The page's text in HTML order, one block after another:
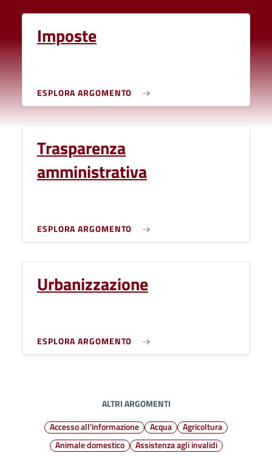
Imposte
ESPLORA ARGOMENTO
Trasparenza
amministrativa
ESPLORA ARGOMENTO
Urbanizzazione
ESPLORA ARGOMENTO
ALTRI ARGOMENTI
Accesso all'informazione
Acqua
Agricoltura
Animale domestico
Assistenza agli invalidi